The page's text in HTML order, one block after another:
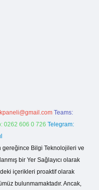
Teams:
0262 606 0 726 Telegram:
gereğince Bilgi Teknolojileri ve
bir Yer Sağlayıcı olarak
içerikleri proaktif olarak
bulunmamaktadır. Ancak,